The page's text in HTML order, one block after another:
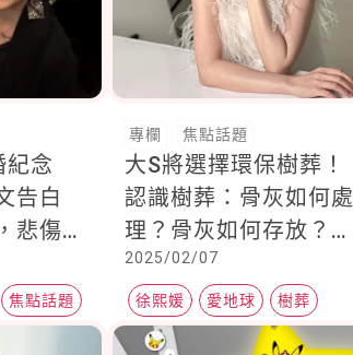
紀念
告白
悲傷鋼
焦點話題
專欄 焦點話題
大S將選擇環保樹葬！
認識樹葬：骨灰如何處
理？骨灰如何存放？如
何追思？
2025/02/07
徐熙媛 愛地球 樹葬